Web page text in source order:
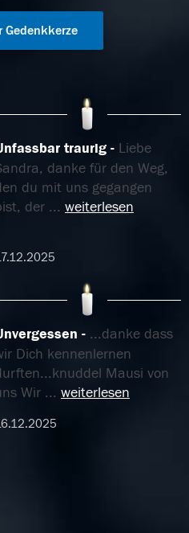
Gedenkkerze
traurig
Liebe
danke für den Weg,
du mit uns gegangen
der ... weiterlesen
...danke dass
Dich kennenlernen
Mausi von
Wir ... weiterlesen